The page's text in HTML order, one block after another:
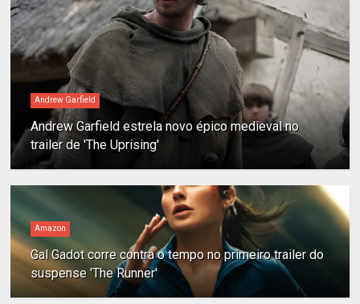
Andrew Garfield
Andrew Garfield estrela novo épico medieval no
trailer de 'The Uprising'
Amazon
Gal Gadot corre contra o tempo no primeiro trailer do
suspense 'The Runner'